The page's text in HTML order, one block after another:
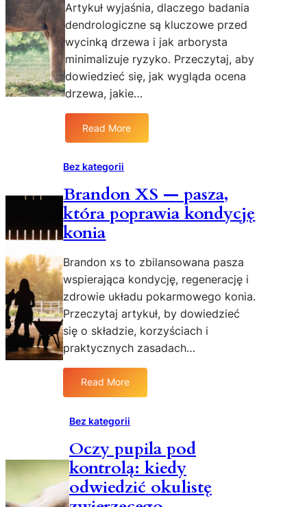
l
w
s
i
l
e
i
e
r
z
ą
t
—
d
i
g
o
s
t
a
i
s
k
u
t
z
e
e
c
z
e
Artykuł wyjaśnia, dlaczego badania
dendrologiczne są kluczowe przed
wycinką drzewa i jak arborysta
minimalizuje ryzyko. Przeczytaj, aby
dowiedzieć się, jak wygląda ocena
drzewa, jakie…
Read More
o
s
k
i
a
b
o
r
y
s
t
:
c
n
k
a
b
Bez kategorii
Brandon XS — pasza,
która poprawia kondycję
konia
Brandon xs to zbilansowana pasza
wspierająca kondycję, regenerację i
zdrowie układu pokarmowego konia.
Przeczytaj artykuł, by dowiedzieć
się o składzie, korzyściach i
praktycznych zasadach…
Read More
r
n
d
o
n
Bez kategorii
Oczy pupila pod
kontrolą: kiedy
odwiedzić okulistę